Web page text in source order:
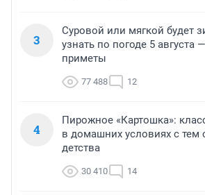
3
Суровой или мягкой будет
узнать по погоде 5 августа
приметы
77 488 12
4
Пирожное «Картошка»:
в домашних условиях с
детства
30 410 14